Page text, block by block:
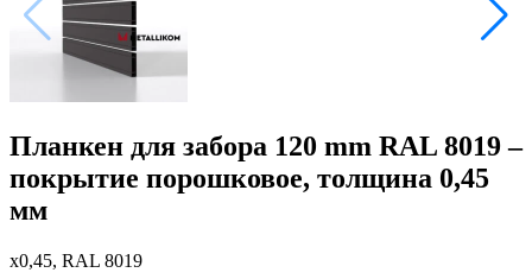
Планкен для забора 120 mm RAL 8019 –
покрытие порошковое, толщина 0,45
мм
x0,45, RAL 8019